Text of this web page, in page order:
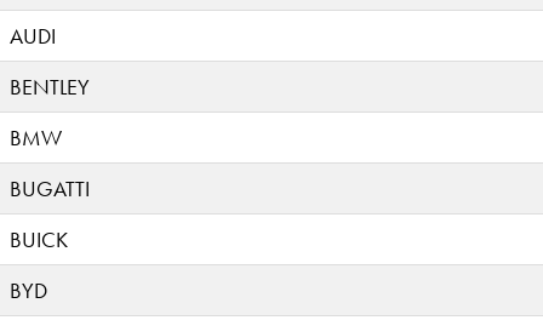
AUDI
BENTLEY
BMW
BUGATTI
BUICK
BYD